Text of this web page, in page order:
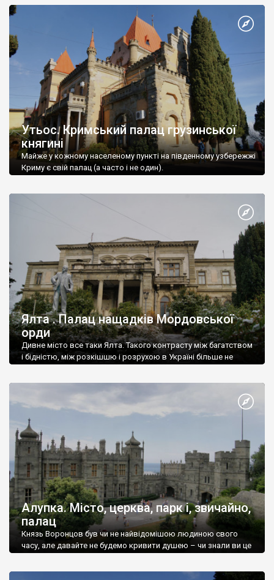
Утьос. Кримський палац грузинської
княгині
Майже у кожному населеному пункті на південному узбережжі
Криму є свій палац (а часто і не один).
Ялта . Палац нащадків Мордовської
орди
Дивне місто все таки Ялта. Такого контрасту між багатством
і бідністю, між розкішшю і розрухою в Україні більше не
Алупка. Місто, церква, парк і, звичайно,
палац
Князь Воронцов був чи не найвідомішою людиною свого
часу, але давайте не будемо кривити душею – чи знали ви це